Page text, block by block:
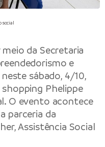
social
meio da Secretaria
e
sábado, 4/10,
Phelippe
O evento acontece
parceria da
Assistência Social